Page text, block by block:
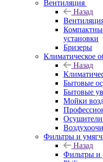
Вентиляция
Назад
установки
Бризеры
Климатическое
Назад
Бытовые
Бытовые
Мойки
Осушители
Фильтры и
Назад
Фильтры и